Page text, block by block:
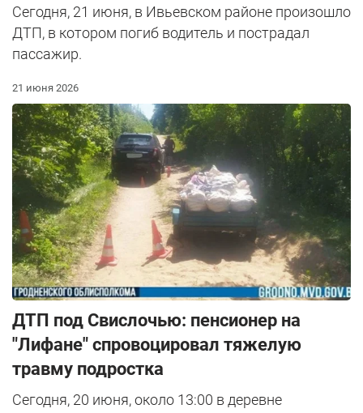
Сегодня, 21 июня, в Ивьевском районе произошло
ДТП, в котором погиб водитель и пострадал
пассажир.
21 июня 2026
ДТП под Свислочью: пенсионер на
"Лифане" спровоцировал тяжелую
травму подростка
Сегодня, 20 июня, около 13:00 в деревне